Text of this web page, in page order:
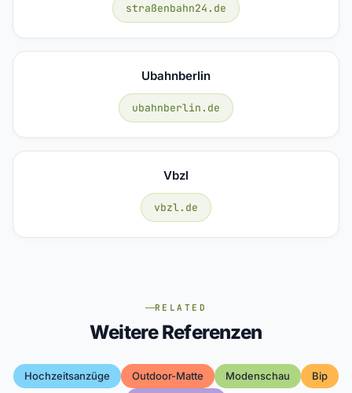
straßenbahn24.de
Ubahnberlin
ubahnberlin.de
Vbzl
vbzl.de
RELATED
Weitere Referenzen
Hochzeitsanzüge Outdoor-Matte Modenschau
Bip